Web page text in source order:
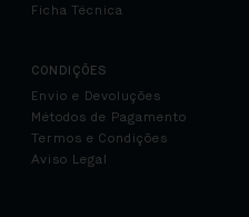
Ficha Técnica
CONDIÇÕES
Envio e Devoluções
Métodos de Pagamento
Termos e Condições
Aviso Legal